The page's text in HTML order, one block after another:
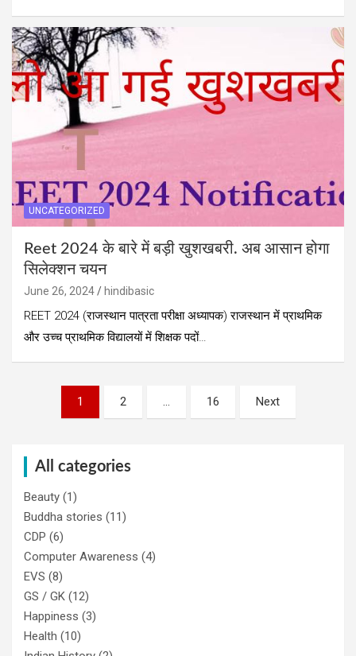
UNCATEGORIZED
Reet 2024 के बारे में बड़ी खुशखबरी. अब आसान होगा
सिलेक्शन चयन
June 26, 2024 hindibasic
REET 2024 (राजस्थान पात्रता परीक्षा अध्यापक) राजस्थान में प्राथमिक
और उच्च प्राथमिक विद्यालयों में शिक्षक पदों…
pagination
1 2 … 16 Next
All categories
Beauty (1)
Buddha stories (11)
CDP (6)
Computer Awareness (4)
EVS (8)
GS / GK (12)
Happiness (3)
Health (10)